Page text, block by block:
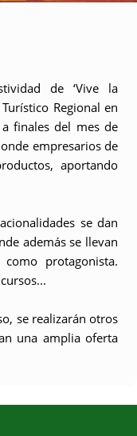
de ‘Vive la
Regional en
finales del mes de
empresarios de
aportando
se dan
además se llevan
protagonista.
se realizarán otros
una amplia oferta